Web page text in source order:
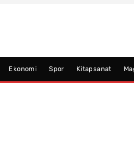
Ekonomi Spor Kitapsanat